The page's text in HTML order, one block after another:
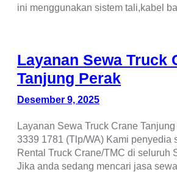
ini menggunakan sistem tali,kabel
Layanan Sewa Truck
Tanjung Perak
Desember 9, 2025
Layanan Sewa Truck Crane
3339 1781 (Tlp/WA) Kami penyedia
Rental Truck Crane/TMC di seluruh
Jika anda sedang mencari jasa